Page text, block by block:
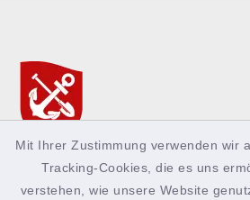
Mit Ihrer Zustimmung verwenden wir
Tracking-Cookies, die es uns
verstehen, wie unsere Website